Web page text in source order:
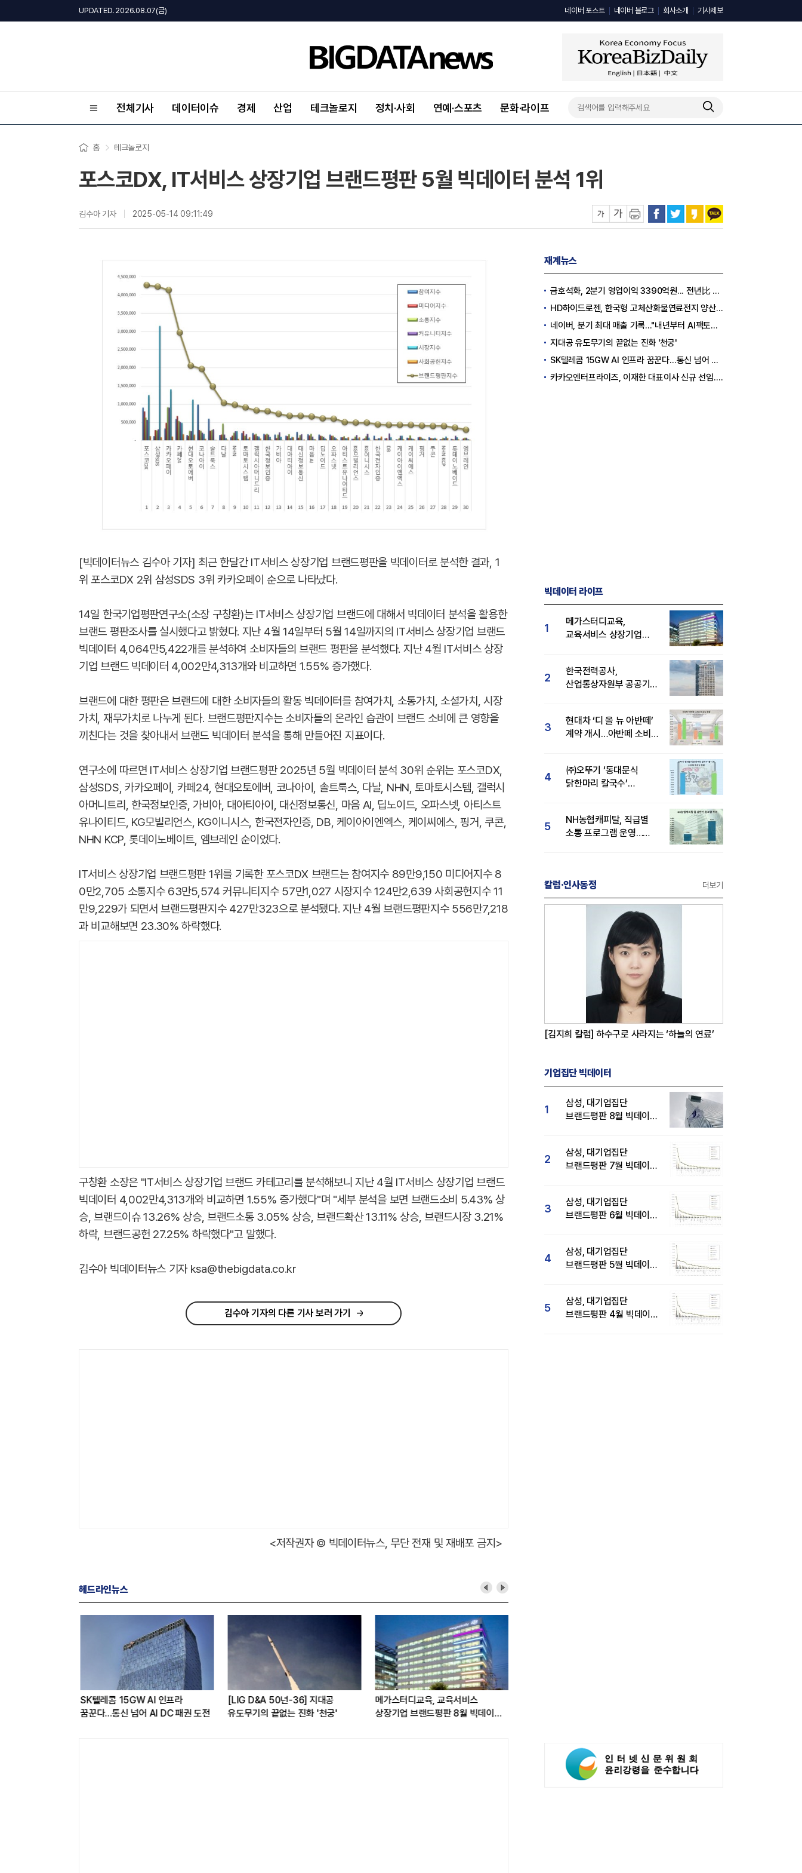
UPDATED. 2026.08.07(금) 네이버 포스트 네이버 블로그 회사소개 기사제보
전체기사 데이터이슈 경제 산업 테크놀로지 정치·사회 연예·스포츠 문화·라이프
홈 테크놀로지
포스코DX, IT서비스 상장기업 브랜드평판 5월 빅데이터 분석 1위
김수아 기자 2025-05-14 09:11:49
[빅데이터뉴스 김수아 기자] 최근 한달간 IT서비스 상장기업 브랜드평판을 빅데이터로 분석한 결과, 1
위 포스코DX 2위 삼성SDS 3위 카카오페이 순으로 나타났다.
14일 한국기업평판연구소(소장 구창환)는 IT서비스 상장기업 브랜드에 대해서 빅데이터 분석을 활용한
브랜드 평판조사를 실시했다고 밝혔다. 지난 4월 14일부터 5월 14일까지의 IT서비스 상장기업 브랜드
빅데이터 4,064만5,422개를 분석하여 소비자들의 브랜드 평판을 분석했다. 지난 4월 IT서비스 상장
기업 브랜드 빅데이터 4,002만4,313개와 비교하면 1.55% 증가했다.
브랜드에 대한 평판은 브랜드에 대한 소비자들의 활동 빅데이터를 참여가치, 소통가치, 소셜가치, 시장
가치, 재무가치로 나누게 된다. 브랜드평판지수는 소비자들의 온라인 습관이 브랜드 소비에 큰 영향을
끼친다는 것을 찾아내서 브랜드 빅데이터 분석을 통해 만들어진 지표이다.
연구소에 따르면 IT서비스 상장기업 브랜드평판 2025년 5월 빅데이터 분석 30위 순위는 포스코DX,
삼성SDS, 카카오페이, 카페24, 현대오토에버, 코나아이, 솔트룩스, 다날, NHN, 토마토시스템, 갤럭시
아머니트리, 한국정보인증, 가비아, 대아티아이, 대신정보통신, 마음 AI, 딥노이드, 오파스넷, 아티스트
유나이티드, KG모빌리언스, KG이니시스, 한국전자인증, DB, 케이아이엔엑스, 케이씨에스, 핑거, 쿠콘,
NHN KCP, 롯데이노베이트, 엠브레인 순이었다.
IT서비스 상장기업 브랜드평판 1위를 기록한 포스코DX 브랜드는 참여지수 89만9,150 미디어지수 8
0만2,705 소통지수 63만5,574 커뮤니티지수 57만1,027 시장지수 124만2,639 사회공헌지수 11
만9,229가 되면서 브랜드평판지수 427만323으로 분석됐다. 지난 4월 브랜드평판지수 556만7,218
과 비교해보면 23.30% 하락했다.​
구창환 소장은 "IT서비스 상장기업 브랜드 카테고리를 분석해보니 지난 4월 IT서비스 상장기업 브랜드
빅데이터 4,002만4,313개와 비교하면 1.55% 증가했다"며 "세부 분석을 보면 브랜드소비 5.43% 상
승, 브랜드이슈 13.26% 상승, 브랜드소통 3.05% 상승, 브랜드확산 13.11% 상승, 브랜드시장 3.21%
하락, 브랜드공헌 27.25% 하락했다"고 말했다.
김수아 빅데이터뉴스 기자 ksa@thebigdata.co.kr
김수아 기자의 다른 기사 보러 가기
<저작권자 © 빅데이터뉴스, 무단 전재 및 재배포 금지>
헤드라인뉴스
SK텔레콤 15GW AI 인프라
꿈꾼다…통신 넘어 AI DC 패권 도전
[LIG D&A 50년-36] 지대공
유도무기의 끝없는 진화 '천궁'
메가스터디교육, 교육서비스
상장기업 브랜드평판 8월 빅데이터
재계뉴스
금호석화, 2분기 영업이익 3390억원... 전년比 419% 급증
HD하이드로젠, 한국형 고체산화물연료전지 양산체계 구축
네이버, 분기 최대 매출 기록..."내년부터 AI팩토리 수익 날 것"
지대공 유도무기의 끝없는 진화 '천궁'
SK텔레콤 15GW AI 인프라 꿈꾼다…통신 넘어 AI DC 패권 도전
카카오엔터프라이즈, 이재한 대표이사 신규 선임..."AI 전환 선도"
빅데이터 라이프
1
메가스터디교육,
교육서비스 상장기업
2
한국전력공사,
산업통상자원부 공공기관
3
현대차 ‘디 올 뉴 아반떼’
계약 개시…아반떼 소비자
4
㈜오뚜기 ‘동대문식
닭한마리 칼국수’
5
NH농협캐피탈, 직급별
소통 프로그램 운영…
칼럼·인사동정 더보기
[김지희 칼럼] 하수구로 사라지는 ‘하늘의 연료’
기업집단 빅데이터
1
삼성, 대기업집단
브랜드평판 8월 빅데이터
2
삼성, 대기업집단
브랜드평판 7월 빅데이터
3
삼성, 대기업집단
브랜드평판 6월 빅데이터
4
삼성, 대기업집단
브랜드평판 5월 빅데이터
5
삼성, 대기업집단
브랜드평판 4월 빅데이터